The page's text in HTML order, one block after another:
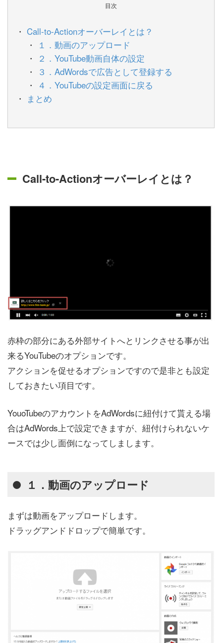
目次
Call-to-Actionオーバーレイとは？
１．動画のアップロード
２．YouTube動画自体の設定
３．AdWordsで広告として登録する
４．YouTubeの設定画面に戻る
まとめ
Call-to-Actionオーバーレイとは？
赤枠の部分にある外部サイトへとリンクさせる事が出
来るYouTubeのオプションです。
アクションを促せるオプションですので是非とも設定
しておきたい項目です。
YouoTubeのアカウントをAdWordsに紐付けて貰える場
合はAdWords上で設定できますが、紐付けられないケ
ースでは少し面倒になってしまします。
１．動画のアップロード
まずは動画をアップロードします。
ドラッグアンドドロップで簡単です。